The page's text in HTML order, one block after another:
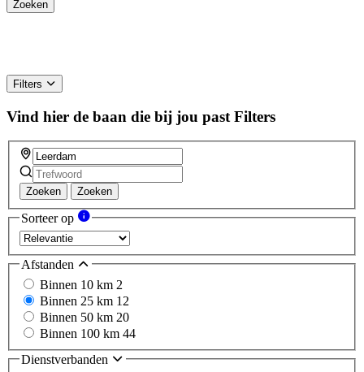
Filters
Vind hier de baan die bij jou past Filters
Zoeken Zoeken
Sorteer op
Afstanden
Binnen 10 km 2
Binnen 25 km 12
Binnen 50 km 20
Binnen 100 km 44
Dienstverbanden